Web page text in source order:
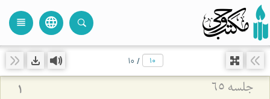
language
view_headline
/
10
جلسه ۶۵ 1